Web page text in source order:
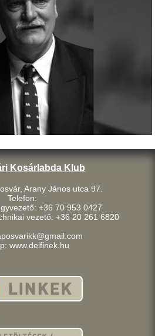
Kosárlabda Klub
Arany János utca 97.
Telefon:
+36 70 953 0427
vezető: +36 20 261 6820
www.delfinek.hu